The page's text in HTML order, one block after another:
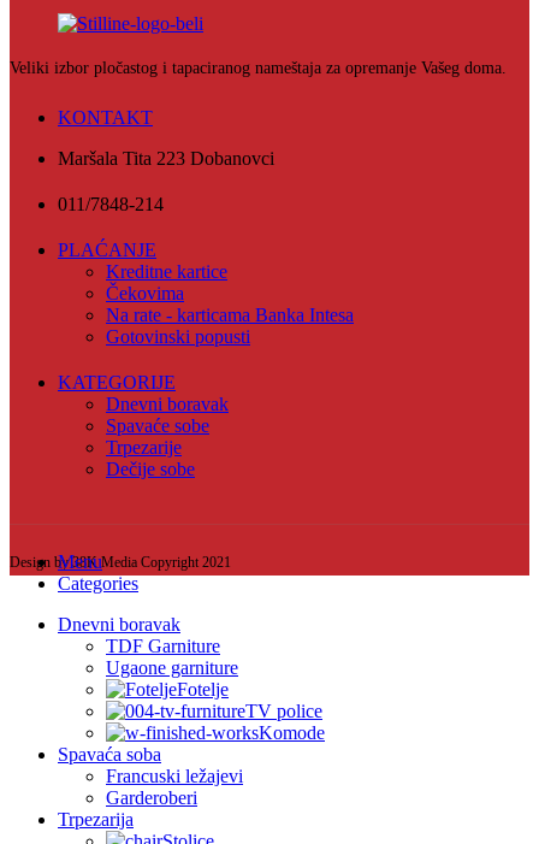
Veliki izbor pločastog i tapaciranog nameštaja za opremanje Vašeg doma.
KONTAKT
Maršala Tita 223 Dobanovci
011/7848-214
PLAĆANJE
Kreditne kartice
Čekovima
Na rate - karticama Banka Intesa
Gotovinski popusti
KATEGORIJE
Dnevni boravak
Spavaće sobe
Trpezarije
Dečije sobe
Design by 38K Media Copyright 2021
Menu
Categories
Dnevni boravak
TDF Garniture
Ugaone garniture
Fotelje
TV police
Komode
Spavaća soba
Francuski ležajevi
Garderoberi
Trpezarija